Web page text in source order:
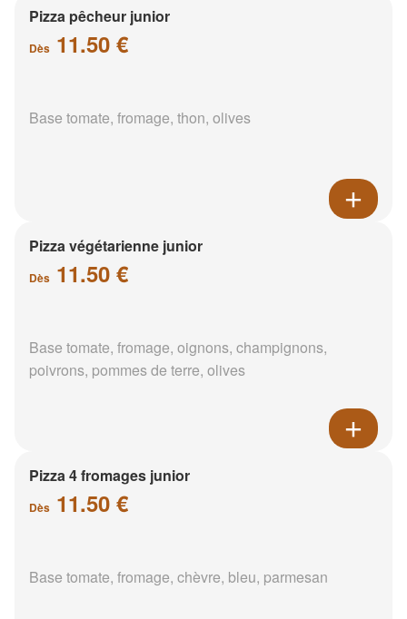
Pizza pêcheur junior
Dès 11.50 €
Base tomate, fromage, thon, olives
Pizza végétarienne junior
Dès 11.50 €
Base tomate, fromage, oignons, champignons,
poivrons, pommes de terre, olives
Pizza 4 fromages junior
Dès 11.50 €
Base tomate, fromage, chèvre, bleu, parmesan